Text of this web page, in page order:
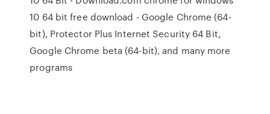
10 64 bit free download - Google Chrome (64-
bit), Protector Plus Internet Security 64 Bit,
Google Chrome beta (64-bit), and many more
programs